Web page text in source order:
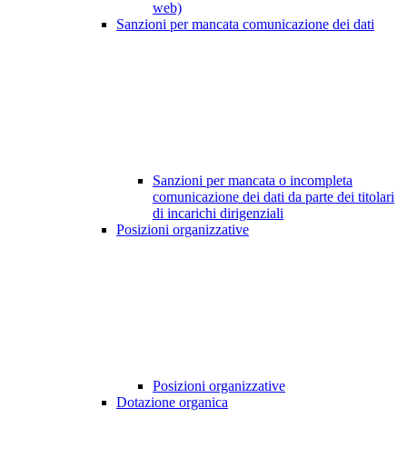
web)
Sanzioni per mancata comunicazione dei dati
Sanzioni per mancata o incompleta
comunicazione dei dati da parte dei titolari
di incarichi dirigenziali
Posizioni organizzative
Posizioni organizzative
Dotazione organica